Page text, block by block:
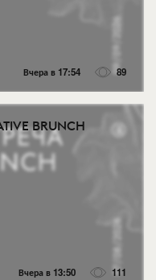
Вчера в 17:54 89
BRUNCH
Вчера в 13:50 111